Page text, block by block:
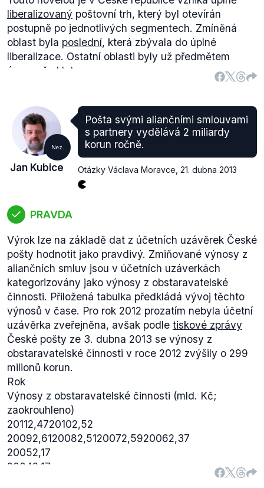
liberalizovaný poštovní trh, který byl otevírán
postupně po jednotlivých segmentech. Zmíněná
oblast byla poslední, která zbývala do úplné
liberalizace. Ostatní oblasti byly už předmětem
úprav před lety.
Historii postupné liberalizace stručně představuje
soukromí přepravci vstupují na trh s doručováním
balíků a volnou živností se stalo provozování
poštovních služeb v dubnu 2005. V souvislosti s
omezováním monopolu České pošty můžeme zmínit
rok 2000, kdy vstupuje v platnost poštovní zákon a
omezuje monopol na zásilky do 350 g a 27 Kč. Další
Kč, resp. 50 g a 18 Kč).
Nez.
Jan Kubice
Pošta svými aliančními smlouvami
s partnery vydělává 2 miliardy
korun ročně.
Otázky Václava Moravce 21. dubna 2013
PRAVDA
Výrok lze na základě dat z účetních uzávěrek České
pošty hodnotit jako pravdivý. Zmiňované výnosy z
aliančních smluv jsou v účetních uzáverkách
kategorizovány jako výnosy z obstaravatelské
činnosti. Přiložená tabulka předkládá vývoj těchto
výnosů v čase. Pro rok 2012 prozatím nebyla účetní
uzávěrka zveřejněna, avšak podle tiskové zprávy
České pošty ze 3. dubna 2013 se výnosy z
obstaravatelské činnosti v roce 2012 zvýšily o 299
milionů korun.
Rok
Výnosy z obstaravatelské činnosti (mld. Kč;
zaokrouhleno)
20112,4720102,52
20092,6120082,5120072,5920062,37
20052,17
20042,17
.pdfstr.